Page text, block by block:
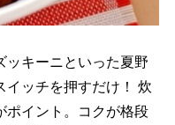
ッキーニといった夏野
イッチを押すだけ！ 炊
ポイント。コクが格段